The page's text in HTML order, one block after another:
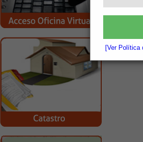
[Ver Política
Acta